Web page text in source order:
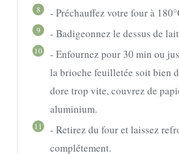
8 - Préchauffez votre four à
9 - Badigeonnez le dessus de
10
- Enfournez pour 30 min ou
la brioche feuilletée soit bien
dore trop vite, couvrez de
aluminium.
11
- Retirez du four et laissez
complétement.